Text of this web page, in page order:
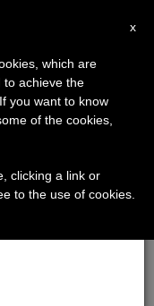
ante el
apertura
×
la pausa
de verano
también el
x
which are
to achieve the
you want to know
of the cookies,
clicking a link or
to the use of cookies.